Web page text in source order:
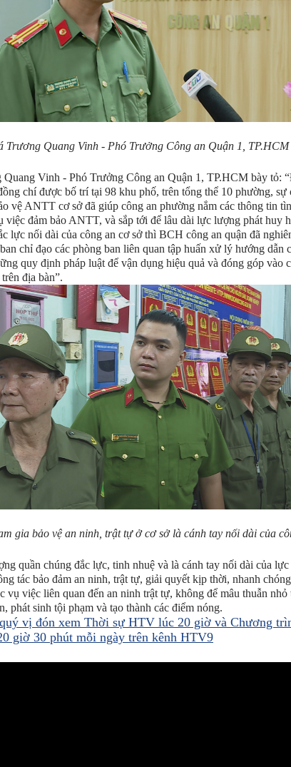
Trương Quang Vinh - Phó Trưởng Công an Quận 1, TP.HCM
Quang Vinh - Phó Trưởng Công an Quận 1, TP.HCM bày tỏ:
chí được bố trí tại 98 khu phố, trên tổng thể 10 phường, sự
vệ ANTT cơ sở đã giúp công an phường nắm các thông tin
việc đảm bảo ANTT, và sắp tới để lâu dài lực lượng phát huy
lực nối dài của công an cơ sở thì BCH công an quận đã
chỉ đạo các phòng ban liên quan tập huấn xử lý hướng dẫn
quy định pháp luật để vận dụng hiệu quả và đóng góp vào
địa bàn”.
gia bảo vệ an ninh, trật tự ở cơ sở là cánh tay nối dài của
quần chúng đắc lực, tinh nhuệ và là cánh tay nối dài của
tác bảo đảm an ninh, trật tự, giải quyết kịp thời, nhanh
vụ việc liên quan đến an ninh trật tự, không để mâu thuẫn nhỏ
phát sinh tội phạm và tạo thành các điểm nóng.
vị đón xem Thời sự HTV lúc 20 giờ và Chương
giờ 30 phút mỗi ngày trên kênh HTV9